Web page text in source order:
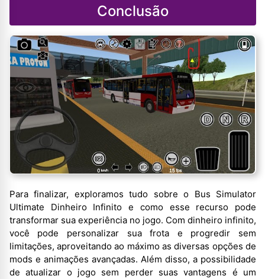
Conclusão
Para finalizar, exploramos tudo sobre o Bus Simulator
Ultimate Dinheiro Infinito e como esse recurso pode
transformar sua experiência no jogo. Com dinheiro infinito,
você pode personalizar sua frota e progredir sem
limitações, aproveitando ao máximo as diversas opções de
mods e animações avançadas. Além disso, a possibilidade
de atualizar o jogo sem perder suas vantagens é um